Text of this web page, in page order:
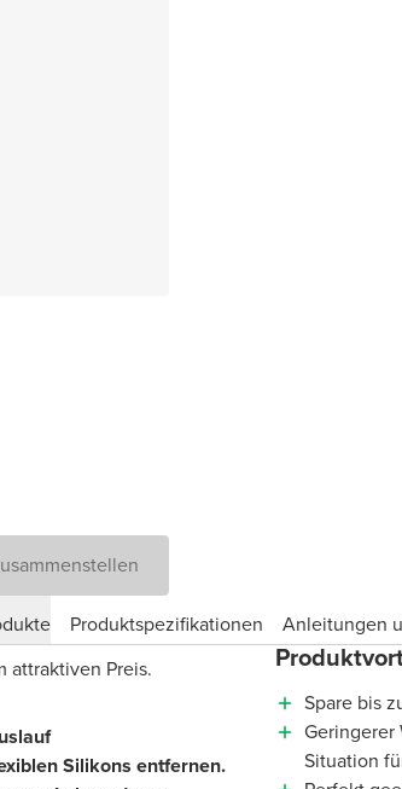
Produktspezifikationen Anleitungen
attraktiven Preis.
Silikons entfernen.
Spare bis
Geringerer
Situation